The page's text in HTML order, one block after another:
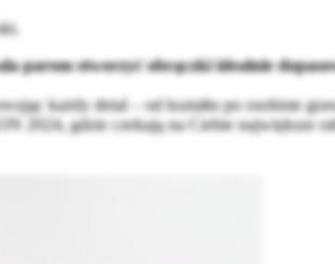
parom stworzyć obrączki idealnie
każdy detal – od kształtu po osobiste
2024, gdzie czekają na Ciebienajwiększe